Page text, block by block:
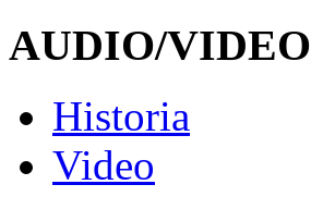
AUDIO/VIDEO
Historia
Video